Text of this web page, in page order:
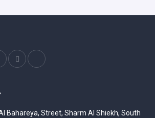
Bahareya, Street, Sharm Al Shiekh, South